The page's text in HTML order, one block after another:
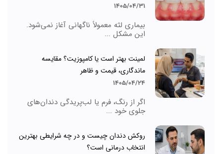
1405/04/31
بیماری لثه معمولاً ناگهانی آغاز نمی‌شود.
این مشکل ...
لمینت بهتر است یا کامپوزیت؟ مقایسه
ماندگاری، قیمت و ظاهر
1405/04/24
اگر از رنگ، فرم یا لب‌پریدگی دندان‌های
جلوی خود ...
روکش دندان چیست و در چه شرایطی بهترین
انتخاب درمانی است؟